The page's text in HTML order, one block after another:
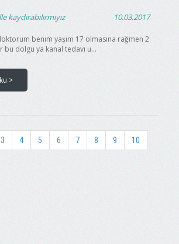
kaydırabılırmıyız 10.03.2017
benım yaşım 17 olmasına rağmen 2
bu dolgu ya kanal tedavı u...
>
3 4 5 6 7 8 9 10